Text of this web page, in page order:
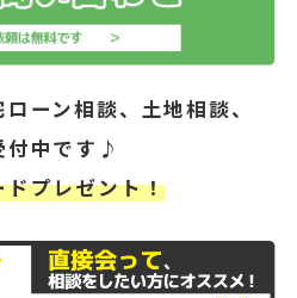
ーン相談、土地相談、
付中です♪
ドプレゼント！